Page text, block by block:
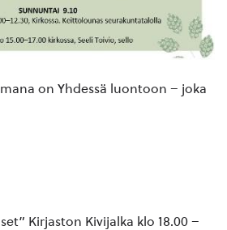
on Yhdessä luontoon – joka
Kirjaston Kivijalka klo 18.00 –